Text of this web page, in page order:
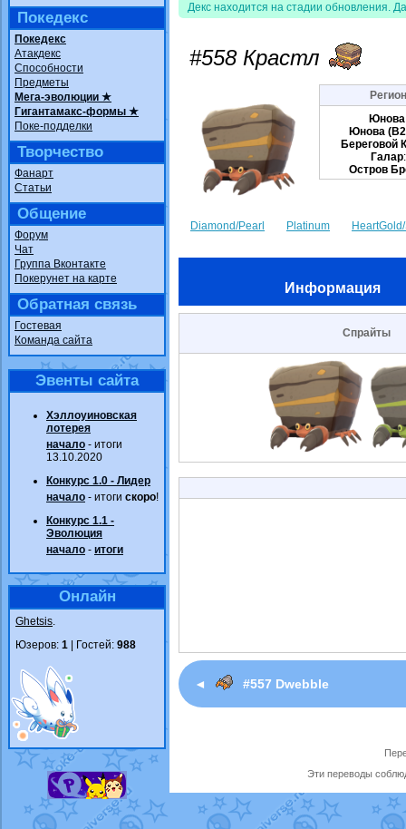
Покедекс
Покедекс
Атакдекс
Способности
Предметы
Мега-эволюции ★
Гигантамакс-формы ★
Поке-подделки
Творчество
Фанарт
Статьи
Общение
Форум
Чат
Группа Вконтакте
Покерунет на карте
Обратная связь
Гостевая
Команда сайта
Эвенты сайта
Хэллоуиновская
лотерея
начало - итоги
13.10.2020
Конкурс 1.0 - Лидер
начало - итоги скоро!
Конкурс 1.1 -
Эволюция
начало - итоги
Онлайн
Ghetsis.
Юзеров: 1 | Гостей: 988
Декс находится на стадии обновления.
#558 Крастл
Юнова
Юнова
Береговой
Галар
Остров
Diamond/Pearl Platinum
Информация
Спрайты
◄ #557 Dwebble
Эти переводы